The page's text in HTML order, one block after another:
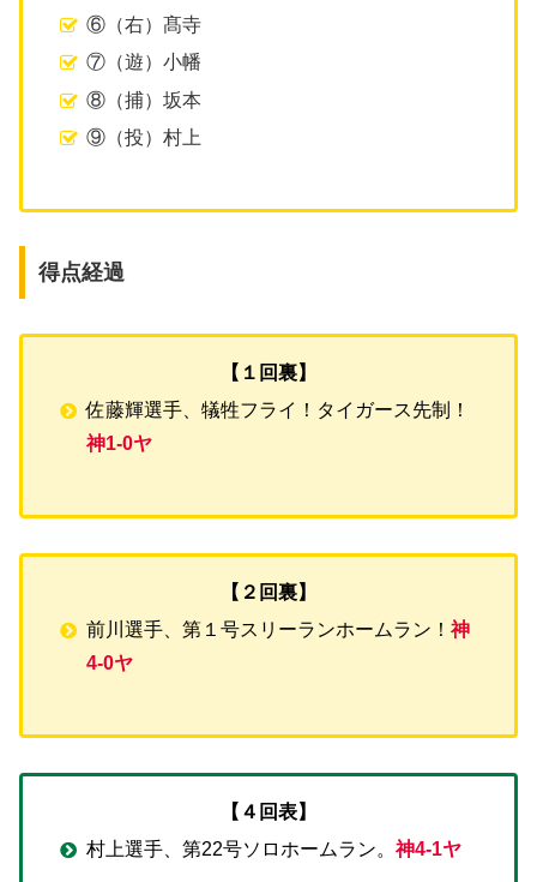
⑥（右）髙寺
⑦（遊）小幡
⑧（捕）坂本
⑨（投）村上
得点経過
【１回裏】
佐藤輝選手、犠牲フライ！タイガース先制！
神1-0ヤ
【２回裏】
前川選手、第１号スリーランホームラン！神
4-0ヤ
【４回表】
村上選手、第22号ソロホームラン。神4-1ヤ